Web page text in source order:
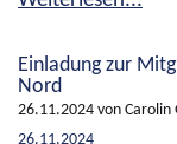
Einladung zur
Nord
26.11.2024 von Carolin
26.11.2024